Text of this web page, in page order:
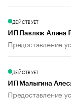
ДЕЙСТВУЕТ
ИП Павлюк Алина
Предоставление
ДЕЙСТВУЕТ
ИП Малыгина
Предоставление